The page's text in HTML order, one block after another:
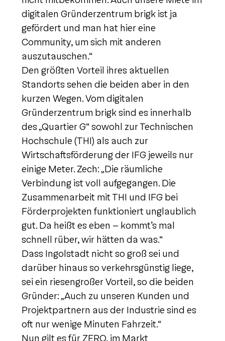
digitalen Gründerzentrum brigk ist ja
gefördert und man hat hier eine
Community, um sich mit anderen
auszutauschen.“
Den größten Vorteil ihres aktuellen
Standorts sehen die beiden aber in den
kurzen Wegen. Vom digitalen
Gründerzentrum brigk sind es innerhalb
des „Quartier G“ sowohl zur Technischen
Hochschule (THI) als auch zur
Wirtschaftsförderung der IFG jeweils nur
einige Meter. Zech: „Die räumliche
Verbindung ist voll aufgegangen. Die
Zusammenarbeit mit THI und IFG bei
Förderprojekten funktioniert unglaublich
gut. Da heißt es eben – kommt’s mal
schnell rüber, wir hätten da was.“
Dass Ingolstadt nicht so groß sei und
darüber hinaus so verkehrsgünstig liege,
sei ein riesengroßer Vorteil, so die beiden
Gründer: „Auch zu unseren Kunden und
Projektpartnern aus der Industrie sind es
oft nur wenige Minuten Fahrzeit.“
Nun gilt es für ZERO, im Markt